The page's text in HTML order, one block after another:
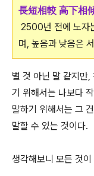
長短相較 高下相
2500년 전에 노자
며, 높음과 낮음은
별 것 아닌 말 같지만
기 위해서는 나보다
말하기 위해서는 그
말할 수 있는 것이다.
생각해보니 모든 것